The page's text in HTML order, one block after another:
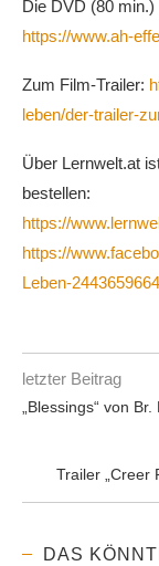
Die DVD (80
https://www.ah-
Zum Film-Trailer:
leben/der-trailer-
Über Lernwelt.at
bestellen:
https://
https://
Leben-
letzter Beitrag
„Blessings“ von Br.
Trailer „Creer
DAS